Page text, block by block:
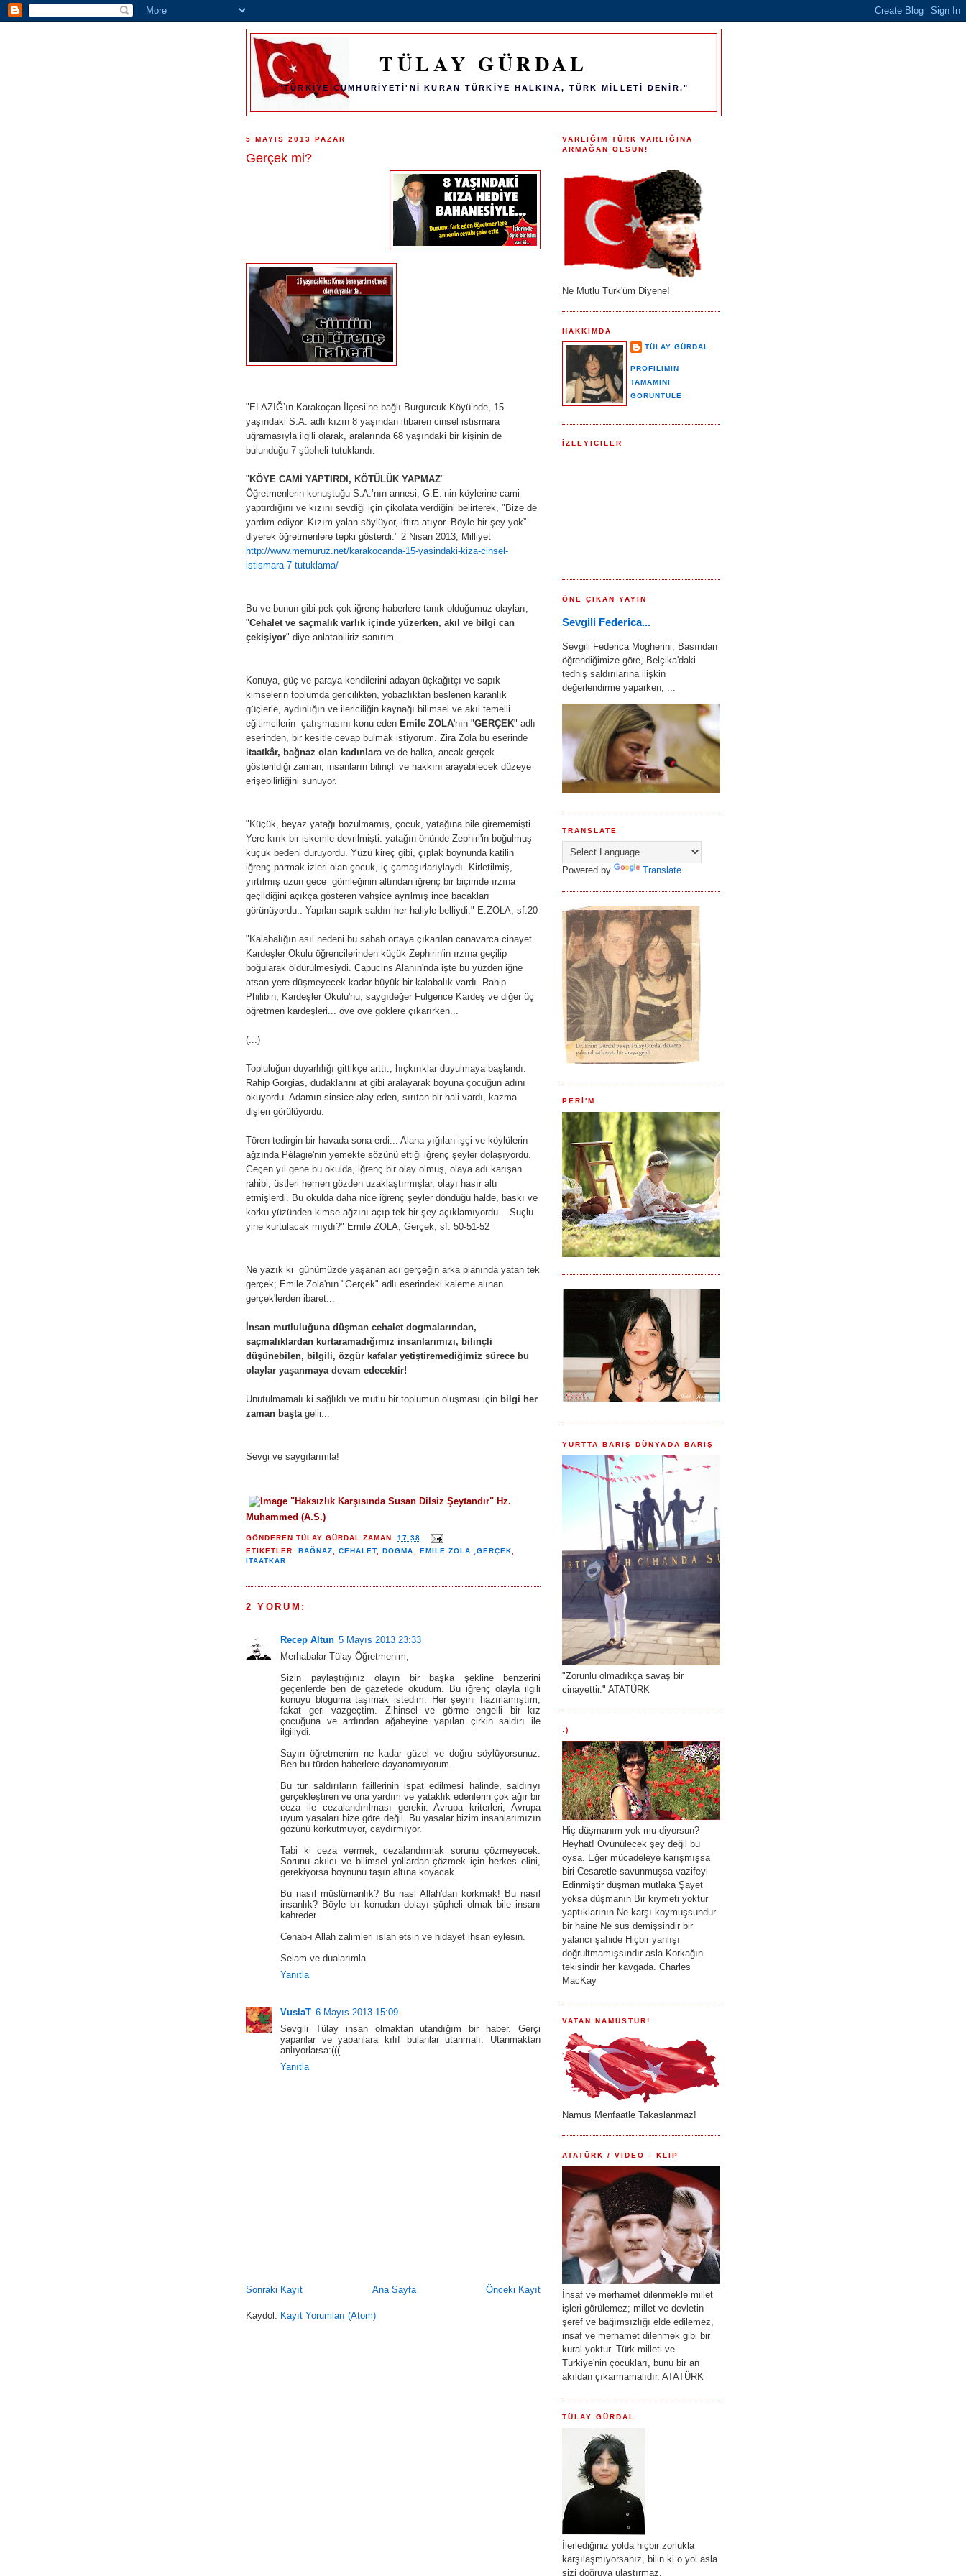
TÜLAY GÜRDAL
"TÜRKİYE CUMHURİYETİ'Nİ KURAN TÜRKİYE HALKINA, TÜRK MİLLETİ DENİR."
5 MAYIS 2013 PAZAR
Gerçek mi?
"ELAZIĞ’ın Karakoçan İlçesi’ne bağlı Burgurcuk Köyü’nde, 15
yaşındaki S.A. adlı kızın 8 yaşından itibaren cinsel istismara
uğramasıyla ilgili olarak, aralarında 68 yaşındaki bir kişinin de
bulunduğu 7 şüpheli tutuklandı.
"KÖYE CAMİ YAPTIRDI, KÖTÜLÜK YAPMAZ"
Öğretmenlerin konuştuğu S.A.’nın annesi, G.E.’nin köylerine cami
yaptırdığını ve kızını sevdiği için çikolata verdiğini belirterek, "Bize de
yardım ediyor. Kızım yalan söylüyor, iftira atıyor. Böyle bir şey yok”
diyerek öğretmenlere tepki gösterdi." 2 Nisan 2013, Milliyet
http://www.memuruz.net/karakocanda-15-yasindaki-kiza-cinsel-
istismara-7-tutuklama/
Bu ve bunun gibi pek çok iğrenç haberlere tanık olduğumuz olayları,
"Cehalet ve saçmalık varlık içinde yüzerken, akıl ve bilgi can
çekişiyor" diye anlatabiliriz sanırım...
Konuya, güç ve paraya kendilerini adayan üçkağıtçı ve sapık
kimselerin toplumda gericilikten, yobazlıktan beslenen karanlık
güçlerle, aydınlığın ve ilericiliğin kaynağı bilimsel ve akıl temelli
eğitimcilerin çatışmasını konu eden Emile ZOLA'nın "GERÇEK" adlı
eserinden, bir kesitle cevap bulmak istiyorum. Zira Zola bu eserinde
itaatkâr, bağnaz olan kadınlara ve de halka, ancak gerçek
gösterildiği zaman, insanların bilinçli ve hakkını arayabilecek düzeye
erişebilirliğini sunuyor.
"Küçük, beyaz yatağı bozulmamış, çocuk, yatağına bile girememişti.
Yere kırık bir iskemle devrilmişti. yatağın önünde Zephiri'in boğulmuş
küçük bedeni duruyordu. Yüzü kireç gibi, çıplak boynunda katilin
iğrenç parmak izleri olan çocuk, iç çamaşırlarıylaydı. Kirletilmiş,
yırtılmış uzun gece gömleğinin altından iğrenç bir biçimde ırzına
geçildiğini açıkça gösteren vahşice ayrılmış ince bacakları
görünüyordu.. Yapılan sapık saldırı her haliyle belliydi." E.ZOLA, sf:20
"Kalabalığın asıl nedeni bu sabah ortaya çıkarılan canavarca cinayet.
Kardeşler Okulu öğrencilerinden küçük Zephirin'in ırzına geçilip
boğularak öldürülmesiydi. Capucins Alanın'nda işte bu yüzden iğne
atsan yere düşmeyecek kadar büyük bir kalabalık vardı. Rahip
Philibin, Kardeşler Okulu'nu, saygıdeğer Fulgence Kardeş ve diğer üç
öğretmen kardeşleri... öve öve göklere çıkarırken...
(...)
Topluluğun duyarlılığı gittikçe arttı., hıçkırıklar duyulmaya başlandı.
Rahip Gorgias, dudaklarını at gibi aralayarak boyuna çocuğun adını
okuyordu. Adamın sinsice alay eden, sırıtan bir hali vardı, kazma
dişleri görülüyordu.
Tören tedirgin bir havada sona erdi... Alana yığılan işçi ve köylülerin
ağzında Pélagie'nin yemekte sözünü ettiği iğrenç şeyler dolaşıyordu.
Geçen yıl gene bu okulda, iğrenç bir olay olmuş, olaya adı karışan
rahibi, üstleri hemen gözden uzaklaştırmışlar, olayı hasır altı
etmişlerdi. Bu okulda daha nice iğrenç şeyler döndüğü halde, baskı ve
korku yüzünden kimse ağzını açıp tek bir şey açıklamıyordu... Suçlu
yine kurtulacak mıydı?" Emile ZOLA, Gerçek, sf: 50-51-52
Ne yazık ki günümüzde yaşanan acı gerçeğin arka planında yatan tek
gerçek; Emile Zola'nın "Gerçek" adlı eserindeki kaleme alınan
gerçek'lerden ibaret...
İnsan mutluluğuna düşman cehalet dogmalarından,
saçmalıklardan kurtaramadığımız insanlarımızı, bilinçli
düşünebilen, bilgili, özgür kafalar yetiştiremediğimiz sürece bu
olaylar yaşanmaya devam edecektir!
Unutulmamalı ki sağlıklı ve mutlu bir toplumun oluşması için bilgi her
zaman başta gelir...
Sevgi ve saygılarımla!
"Haksızlık Karşısında Susan Dilsiz Şeytandır" Hz.
Muhammed (A.S.)
GÖNDERENTÜLAY GÜRDAL ZAMAN:17:38
ETIKETLER:
BAĞNAZ,CEHALET, DOGMA, EMILE ZOLA ;GERÇEK,
ITAATKAR
2 YORUM:
Recep Altun 5 Mayıs 2013 23:33
Merhabalar Tülay Öğretmenim,
Sizin paylaştığınız olayın bir başka şekline benzerini
geçenlerde ben de gazetede okudum. Bu iğrenç olayla ilgili
konuyu bloguma taşımak istedim. Her şeyini hazırlamıştım,
fakat geri vazgeçtim. Zihinsel ve görme engelli bir kız
çocuğuna ve ardından ağabeyine yapılan çirkin saldırı ile
ilgiliydi.
Sayın öğretmenim ne kadar güzel ve doğru söylüyorsunuz.
Ben bu türden haberlere dayanamıyorum.
Bu tür saldırıların faillerinin ispat edilmesi halinde, saldırıyı
gerçekleştiren ve ona yardım ve yataklık edenlerin çok ağır bir
ceza ile cezalandırılması gerekir. Avrupa kriterleri, Avrupa
uyum yasaları bize göre değil. Bu yasalar bizim insanlarımızın
gözünü korkutmuyor, caydırmıyor.
Tabi ki ceza vermek, cezalandırmak sorunu çözmeyecek.
Sorunu akılcı ve bilimsel yollardan çözmek için herkes elini,
gerekiyorsa boynunu taşın altına koyacak.
Bu nasıl müslümanlık? Bu nasl Allah'dan korkmak! Bu nasıl
insanlık? Böyle bir konudan dolayı şüpheli olmak bile insanı
kahreder.
Cenab-ı Allah zalimleri ıslah etsin ve hidayet ihsan eylesin.
Selam ve dualarımla.
Yanıtla
VuslaT 6 Mayıs 2013 15:09
Sevgili Tülay insan olmaktan utandığım bir haber. Gerçi
yapanlar ve yapanlara kılıf bulanlar utanmalı. Utanmaktan
anlıyorlarsa:(((
Yanıtla
Sonraki Kayıt Önceki Kayıt
Ana Sayfa
Kaydol: Kayıt Yorumları (Atom)
VARLIĞIM TÜRK VARLIĞINA
ARMAĞAN OLSUN!
Ne Mutlu Türk'üm Diyene!
HAKKIMDA
TÜLAY GÜRDAL
PROFILIMIN
TAMAMINI
GÖRÜNTÜLE
İZLEYICILER
ÖNE ÇIKAN YAYIN
Sevgili Federica...
Sevgili Federica Mogherini, Basından
öğrendiğimize göre, Belçika'daki
tedhiş saldırılarına ilişkin
değerlendirme yaparken, ...
TRANSLATE
Powered by Translate
PERİ'M
YURTTA BARIŞ DÜNYADA BARIŞ
"Zorunlu olmadıkça savaş bir
cinayettir." ATATÜRK
:)
Hiç düşmanım yok mu diyorsun?
Heyhat! Övünülecek şey değil bu
oysa. Eğer mücadeleye karışmışsa
biri Cesaretle savunmuşsa vazifeyi
Edinmiştir düşman mutlaka Şayet
yoksa düşmanın Bir kıymeti yoktur
yaptıklarının Ne karşı koymuşsundur
bir haine Ne sus demişsindir bir
yalancı şahide Hiçbir yanlışı
doğrultmamışsındır asla Korkağın
tekisindir her kavgada. Charles
MacKay
VATAN NAMUSTUR!
Namus Menfaatle Takaslanmaz!
ATATÜRK / VIDEO - KLIP
İnsaf ve merhamet dilenmekle millet
işleri görülemez; millet ve devletin
şeref ve bağımsızlığı elde edilemez,
insaf ve merhamet dilenmek gibi bir
kural yoktur. Türk milleti ve
Türkiye'nin çocukları, bunu bir an
akıldan çıkarmamalıdır. ATATÜRK
TÜLAY GÜRDAL
İlerlediğiniz yolda hiçbir zorlukla
karşılaşmıyorsanız, bilin ki o yol asla
sizi doğruya ulaştırmaz.